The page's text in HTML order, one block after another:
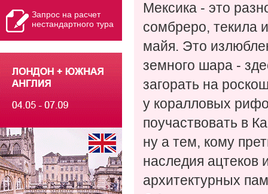
Запрос на расчет
нестандартного тура
Мексика - это
сомбреро, текила
майя. Это
земного шара -
загорать на
у коралловых
поучаствовать в
ну а тем, кому
наследия ацтеков
архитектурных